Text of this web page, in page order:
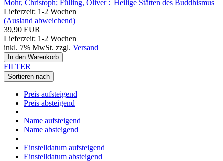
Mohr, Christoph; Fülling, Oliver : Heilige Stätten des Buddhismus
Lieferzeit: 1-2 Wochen
(Ausland abweichend)
39,90 EUR
Lieferzeit: 1-2 Wochen
inkl. 7% MwSt. zzgl. Versand
In den Warenkorb
FILTER
Sortieren nach
Preis aufsteigend
Preis absteigend
Name aufsteigend
Name absteigend
Einstelldatum aufsteigend
Einstelldatum absteigend